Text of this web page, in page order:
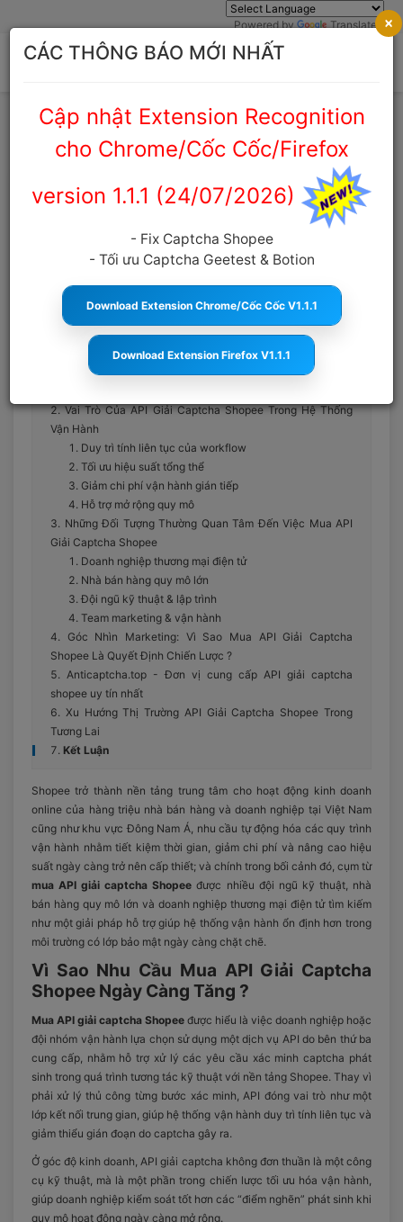
Powered by Translate
Trang chủ Cẩm nang Captcha
Mua API Giải Captcha Shopee – Giải
Pháp Tối Ưu Hóa Vận Hành
anticaptcha.top 10:23:08 24/12/2025 2551
MỤC LỤC
Vì Sao Nhu Cầu Mua API Giải Captcha Shopee Ngày
Vai Trò Của API Giải Captcha Shopee Trong Hệ Thống
Vận Hành
Duy trì tính liên tục của workflow
Tối ưu hiệu suất tổng thể
Giảm chi phí vận hành gián tiếp
Hỗ trợ mở rộng quy mô
Những Đối Tượng Thường Quan Tâm Đến Việc Mua API
Giải Captcha Shopee
Doanh nghiệp thương mại điện tử
Nhà bán hàng quy mô lớn
Đội ngũ kỹ thuật & lập trình
Team marketing & vận hành
Góc Nhìn Marketing: Vì Sao Mua API Giải Captcha
Shopee Là Quyết Định Chiến Lược ?
Anticaptcha.top - Đơn vị cung cấp API giải captcha
shopee uy tín nhất
Xu Hướng Thị Trường API Giải Captcha Shopee Trong
Tương Lai
Kết Luận
Shopee trở thành nền tảng trung tâm cho hoạt động kinh doanh
online của hàng triệu nhà bán hàng và doanh nghiệp tại Việt Nam
cũng như khu vực Đông Nam Á, nhu cầu tự động hóa các quy trình
vận hành nhằm tiết kiệm thời gian, giảm chi phí và nâng cao hiệu
suất ngày càng trở nên cấp thiết; và chính trong bối cảnh đó, cụm từ
mua API giải captcha Shopee được nhiều đội ngũ kỹ thuật, nhà
bán hàng quy mô lớn và doanh nghiệp thương mại điện tử tìm kiếm
như một giải pháp hỗ trợ giúp hệ thống vận hành ổn định hơn trong
môi trường có lớp bảo mật ngày càng chặt chẽ.
Vì Sao Nhu Cầu Mua API Giải Captcha
Shopee Ngày Càng Tăng ?
Mua API giải captcha Shopee được hiểu là việc doanh nghiệp hoặc
đội nhóm vận hành lựa chọn sử dụng một dịch vụ API do bên thứ ba
cung cấp, nhằm hỗ trợ xử lý các yêu cầu xác minh captcha phát
sinh trong quá trình tương tác kỹ thuật với nền tảng Shopee. Thay vì
phải xử lý thủ công từng bước xác minh, API đóng vai trò như một
lớp kết nối trung gian, giúp hệ thống vận hành duy trì tính liên tục và
giảm thiểu gián đoạn do captcha gây ra.
Ở góc độ kinh doanh, API giải captcha không đơn thuần là một công
cụ kỹ thuật, mà là một phần trong chiến lược tối ưu hóa vận hành,
giúp doanh nghiệp kiểm soát tốt hơn các “điểm nghẽn” phát sinh khi
quy mô hoạt động ngày càng mở rộng.
×
CÁC THÔNG BÁO MỚI NHẤT
Cập nhật Extension Recognition
cho Chrome/Cốc Cốc/Firefox
version 1.1.1 (24/07/2026)
- Fix Captcha Shopee
- Tối ưu Captcha Geetest & Botion
Download Extension Chrome/Cốc Cốc V1.1.1
Download Extension Firefox V1.1.1